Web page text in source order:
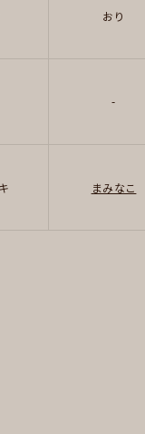
おり
-
まみなこ